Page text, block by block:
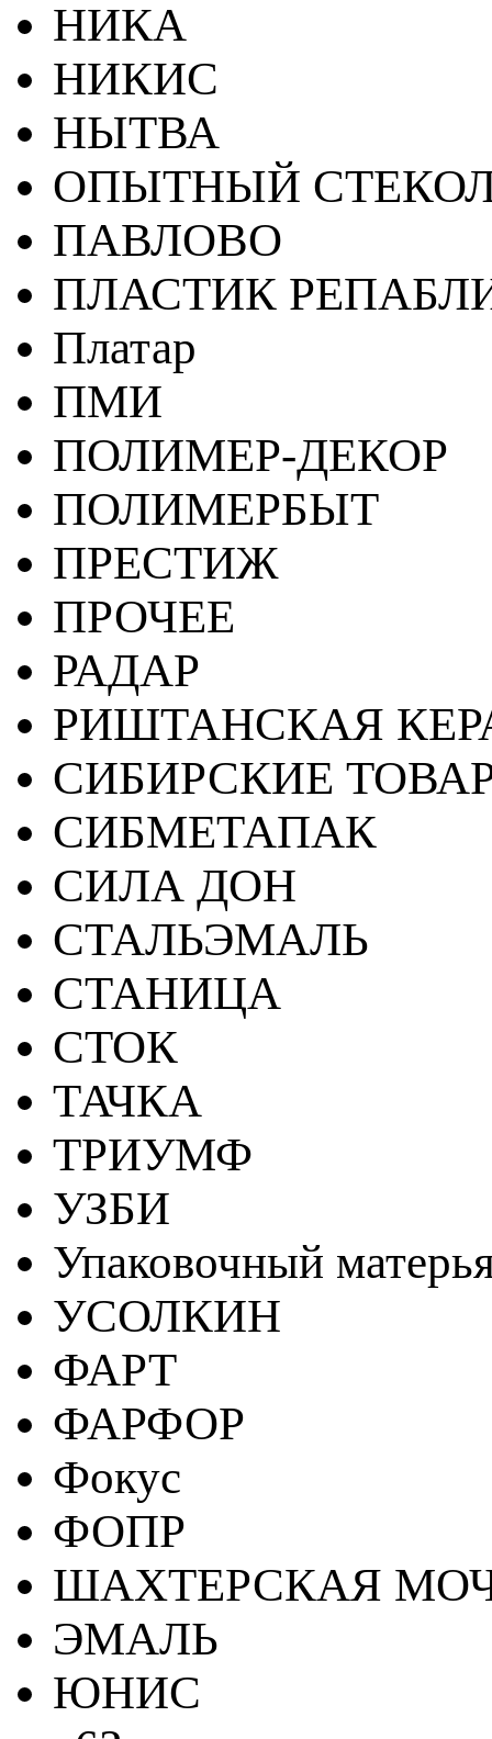
НИКА
НИКИС
НЫТВА
ОПЫТНЫЙ
ПАВЛОВО
ПЛАСТИК
Платар
ПМИ
ПОЛИМЕР-ДЕКОР
ПОЛИМЕРБЫТ
ПРЕСТИЖ
ПРОЧЕЕ
РАДАР
РИШТАНСКАЯ
СИБИРСКИЕ
СИБМЕТАПАК
СИЛА ДОН
СТАЛЬЭМАЛЬ
СТАНИЦА
СТОК
ТАЧКА
ТРИУМФ
УЗБИ
Упаковочный
УСОЛКИН
ФАРТ
ФАРФОР
Фокус
ФОПР
ШАХТЕРСКАЯ
ЭМАЛЬ
ЮНИС